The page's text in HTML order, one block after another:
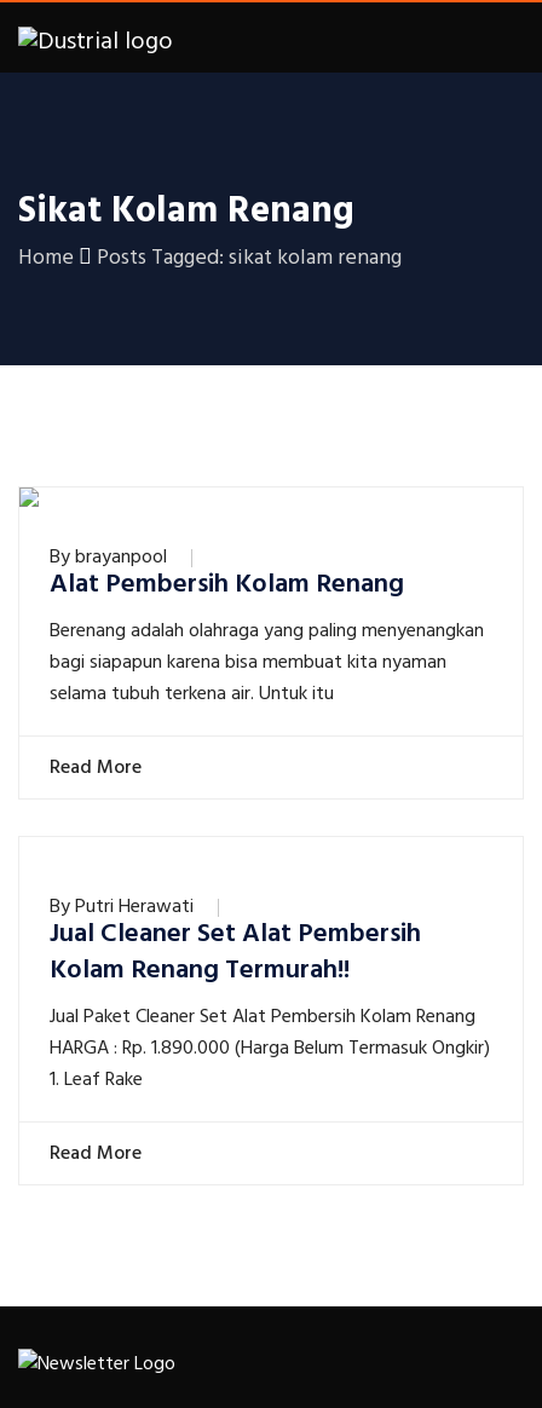
Sikat Kolam Renang
Home Posts Tagged: sikat kolam renang
Bybrayanpool
Alat Pembersih Kolam Renang
Berenang adalah olahraga yang paling menyenangkan
bagi siapapun karena bisa membuat kita nyaman
selama tubuh terkena air. Untuk itu
Read More
ByPutri Herawati
Jual Cleaner Set Alat Pembersih
Kolam Renang Termurah!!
Jual Paket Cleaner Set Alat Pembersih Kolam Renang
HARGA : Rp. 1.890.000 (Harga Belum Termasuk Ongkir)
1. Leaf Rake
Read More